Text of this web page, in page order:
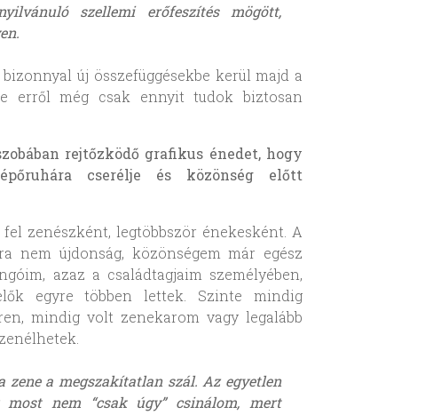
szellemi erőfeszítés mögött,
új összefüggésekbe kerül majd a
erről még csak ennyit tudok biztosan
rejtőzködő grafikus énedet, hogy
cserélje és közönség előtt
zenészként, legtöbbször énekesként. A
nem újdonság, közönségem már egész
azaz a családtagjaim személyében,
egyre többen lettek. Szinte mindig
mindig volt zenekarom vagy legalább
zene a megszakítatlan szál. Az egyetlen
most nem “csak úgy” csinálom, mert